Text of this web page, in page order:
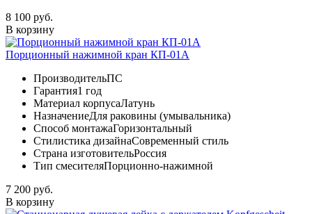
8 100 руб.
В корзину
Порционный нажимной кран КП-01А
ПроизводительПС
Гарантия1 год
Материал корпусаЛатунь
НазначениеДля раковины (умывальника)
Способ монтажаГоризонтальный
Стилистика дизайнаСовременный стиль
Страна изготовительРоссия
Тип смесителяПорционно-нажимной
7 200 руб.
В корзину